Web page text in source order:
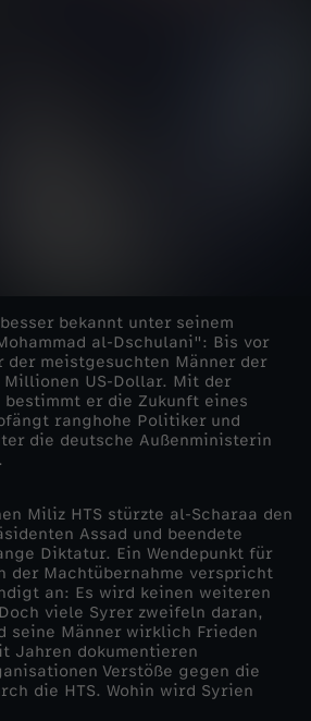
bekannt unter seinem
al-Dschulani": Bis vor
der meistgesuchten Männer der
Millionen US-Dollar. Mit der
bestimmt er die Zukunft eines
ranghohe Politiker und
die deutsche Außenministerin
Miliz HTS stürzte al-Scharaa den
Assad und beendete
Diktatur. Ein Wendepunkt für
der Machtübernahme verspricht
an: Es wird keinen weiteren
viele Syrer zweifeln daran,
seine Männer wirklich Frieden
Jahren dokumentieren
Verstöße gegen die
die HTS. Wohin wird Syrien